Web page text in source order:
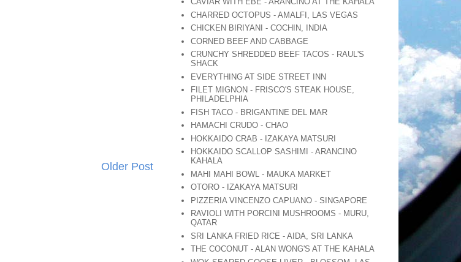
Older Post
CHARRED OCTOPUS - AMALFI, LAS VEGAS
CHICKEN BIRIYANI - COCHIN, INDIA
CORNED BEEF AND CABBAGE
CRUNCHY SHREDDED BEEF TACOS - RAUL'S
SHACK
EVERYTHING AT SIDE STREET INN
FILET MIGNON - FRISCO'S STEAK HOUSE,
PHILADELPHIA
FISH TACO - BRIGANTINE DEL MAR
HAMACHI CRUDO - CHAO
HOKKAIDO CRAB - IZAKAYA MATSURI
HOKKAIDO SCALLOP SASHIMI - ARANCINO
KAHALA
MAHI MAHI BOWL - MAUKA MARKET
OTORO - IZAKAYA MATSURI
PIZZERIA VINCENZO CAPUANO - SINGAPORE
RAVIOLI WITH PORCINI MUSHROOMS - MURU,
QATAR
SRI LANKA FRIED RICE - AIDA, SRI LANKA
THE COCONUT - ALAN WONG'S AT THE KAHALA